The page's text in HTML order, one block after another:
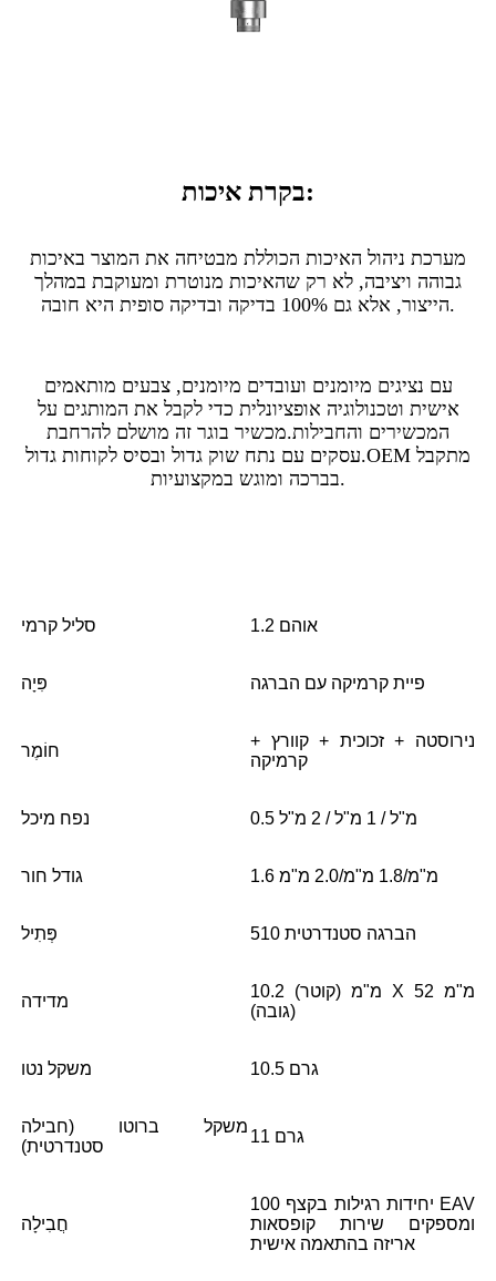
בקרת איכות:
מערכת ניהול האיכות הכוללת מבטיחה את המוצר באיכות
גבוהה ויציבה, לא רק שהאיכות מנוטרת ומעוקבת במהלך
הייצור, אלא גם 100% בדיקה ובדיקה סופית היא חובה.
עם נציגים מיומנים ועובדים מיומנים, צבעים מותאמים
אישית וטכנולוגיה אופציונלית כדי לקבל את המותגים על
המכשירים והחבילות.מכשיר בוגר זה מושלם להרחבת
עסקים עם נתח שוק גדול ובסיס לקוחות גדול.OEM מתקבל
בברכה ומוגש במקצועיות.
סליל קרמי 1.2 אוהם
פִּיָה פיית קרמיקה עם הברגה
חוֹמֶר
נירוסטה + זכוכית + קוורץ +
קרמיקה
נפח מיכל 0.5 מ"ל / 1 מ"ל / 2 מ"ל
גודל חור 1.6 מ"מ/1.8 מ"מ/2.0 מ"מ
פְּתִיל הברגה סטנדרטית 510
מדידה
10.2 מ"מ (קוטר) X 52 מ"מ
(גובה)
משקל נטו 10.5 גרם
משקל ברוטו (חבילה
סטנדרטית)
11 גרם
חֲבִילָה
100 יחידות רגילות בקצף EAV
ומספקים שירות קופסאות
אריזה בהתאמה אישית